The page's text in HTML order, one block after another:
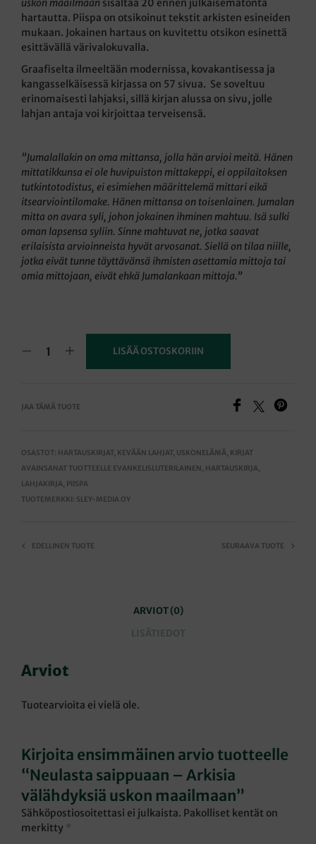
uskon maailmaan sisältää 20 ennen julkaisematonta
hartautta. Piispa on otsikoinut tekstit arkisten esineiden
mukaan. Jokainen hartaus on kuvitettu otsikon esinettä
esittävällä värivalokuvalla.
Graafiselta ilmeeltään modernissa, kovakantisessa ja
kangasselkäisessä kirjassa on 57 sivua. Se soveltuu
erinomaisesti lahjaksi, sillä kirjan alussa on sivu, jolle
lahjan antaja voi kirjoittaa terveisensä.
”Jumalallakin on oma mittansa, jolla hän arvioi meitä. Hänen
mittatikkunsa ei ole huvipuiston mittakeppi, ei oppilaitoksen
tutkintotodistus, ei esimiehen määrittelemä mittari eikä
itsearviointilomake. Hänen mittansa on toisenlainen. Jumalan
mitta on avara syli, johon jokainen ihminen mahtuu. Isä sulki
oman lapsensa syliin. Sinne mahtuvat ne, jotka saavat
erilaisista arvioinneista hyvät arvosanat. Siellä on tilaa niille,
jotka eivät tunne täyttävänsä ihmisten asettamia mittoja tai
omia mittojaan, eivät ehkä Jumalankaan mittoja.”
LISÄÄ OSTOSKORIIN
JAA TÄMÄ TUOTE
OSASTOT: HARTAUSKIRJAT, KEVÄÄN LAHJAT, USKONELÄMÄ, KIRJAT
AVAINSANAT TUOTTEELLE EVANKELISLUTERILAINEN, HARTAUSKIRJA,
LAHJAKIRJA, PIISPA
TUOTEMERKKI: SLEY-MEDIA OY
EDELLINEN TUOTE SEURAAVA TUOTE
ARVIOT (0)
LISÄTIEDOT
Arviot
Tuotearvioita ei vielä ole.
Kirjoita ensimmäinen arvio tuotteelle
“Neulasta saippuaan – Arkisia
välähdyksiä uskon maailmaan”
Sähköpostiosoitettasi ei julkaista. Pakolliset kentät on
merkitty *